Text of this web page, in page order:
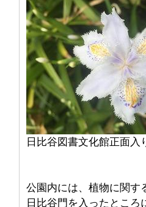
日比谷図書文化館正面入
公園内には、植物に関す
日比谷門を入ったとこ